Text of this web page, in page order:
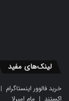
لینک‌های مفید
خرید فالوور اینستاگرام |
اکستند | مام امبرلا